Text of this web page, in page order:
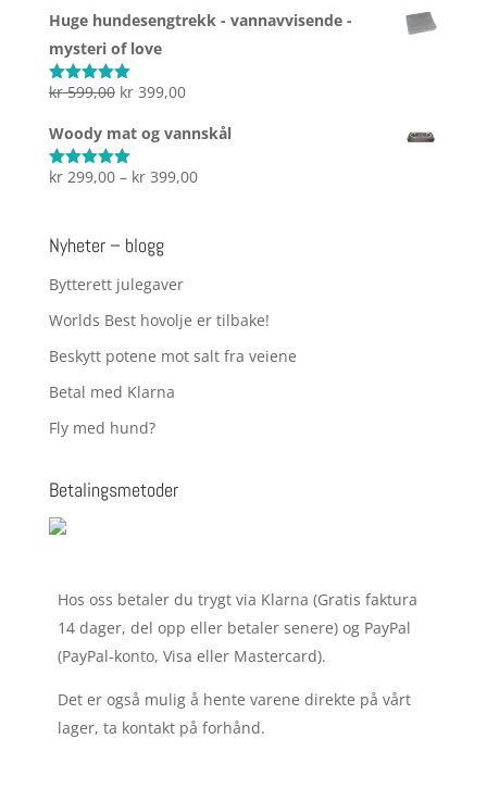
Huge hundesengtrekk - vannavvisende -
mysteri of love
Vurdert5.00
kr599,00 Opprinnelig
var:
kr 599,00.
kr399,00Nåværende
kr 399,00.
Woody mat og vannskål
Vurdert5.00
kr299,00 – kr399,00Prisområde:
Nyheter – blogg
Bytterett julegaver
Worlds Best hovolje er tilbake!
Beskytt potene mot salt fra veiene
Betal med Klarna
Fly med hund?
Betalingsmetoder
Hos oss betaler du trygt via Klarna (Gratis faktura
14 dager, del opp eller betaler senere) og PayPal
(PayPal-konto, Visa eller Mastercard).
Det er også mulig å hente varene direkte på vårt
lager, ta kontakt på forhånd.